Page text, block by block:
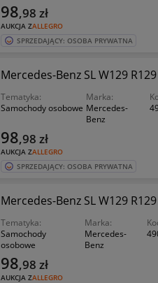
AUKCJA ZALLEGRO
98,98 zł
SPRZEDAJĄCY: OSOBA PRYWATNA
Mercedes-Benz SL W129
Tematyka:
Samochody osobowe
Marka:
Mercedes-
Benz
AUKCJA ZALLEGRO
98,98 zł
SPRZEDAJĄCY: OSOBA PRYWATNA
Mercedes-Benz SL W129
Tematyka:
Samochody
osobowe
Marka:
Mercedes-
Benz
AUKCJA ZALLEGRO
98,98 zł